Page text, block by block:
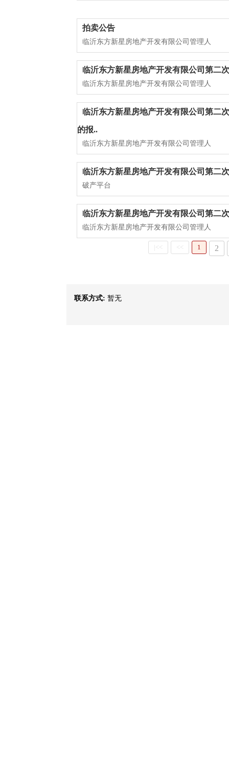
拍卖公告
临沂东方新星房地产开发有限公司管理人
临沂东方新星房地产开发有限公司第二
临沂东方新星房地产开发有限公司管理人
临沂东方新星房地产开发有限公司第二
的报..
临沂东方新星房地产开发有限公司管理人
临沂东方新星房地产开发有限公司第二
破产平台
临沂东方新星房地产开发有限公司第二
临沂东方新星房地产开发有限公司管理人
|<< << 1 2
联系方式: 暂无